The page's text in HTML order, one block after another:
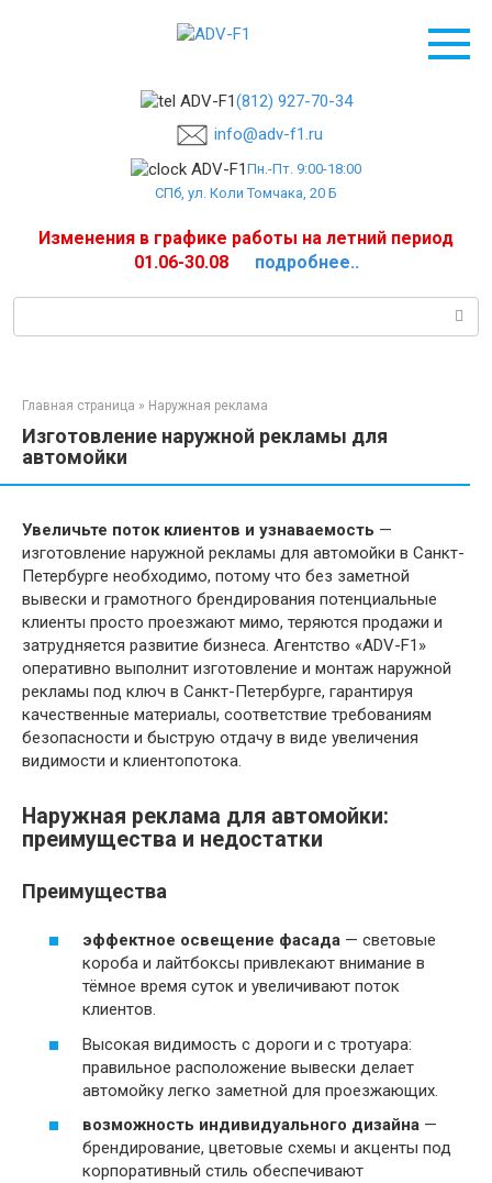
(812) 927-70-34
info@adv-f1.ru
Пн.-Пт. 9:00-18:00
СПб, ул. Коли Томчака, 20 Б
Изменения в графике работы на летний период
01.06-30.08 подробнее..
Поиск:
Главная страница » Наружная реклама
Изготовление наружной рекламы для
автомойки
Увеличьте поток клиентов и узнаваемость —
изготовление наружной рекламы для автомойки в Санкт-
Петербурге необходимо, потому что без заметной
вывески и грамотного брендирования потенциальные
клиенты просто проезжают мимо, теряются продажи и
затрудняется развитие бизнеса. Агентство «ADV-F1»
оперативно выполнит изготовление и монтаж наружной
рекламы под ключ в Санкт-Петербурге, гарантируя
качественные материалы, соответствие требованиям
безопасности и быструю отдачу в виде увеличения
видимости и клиентопотока.
Наружная реклама для автомойки:
преимущества и недостатки
Преимущества
эффектное освещение фасада — световые
короба и лайтбоксы привлекают внимание в
тёмное время суток и увеличивают поток
клиентов.
Высокая видимость с дороги и с тротуара:
правильное расположение вывески делает
автомойку легко заметной для проезжающих.
возможность индивидуального дизайна —
брендирование, цветовые схемы и акценты под
корпоративный стиль обеспечивают